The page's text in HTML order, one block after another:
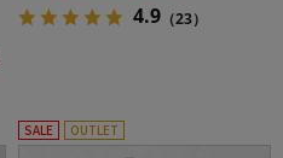
4.9 （23）
SALE OUTLET